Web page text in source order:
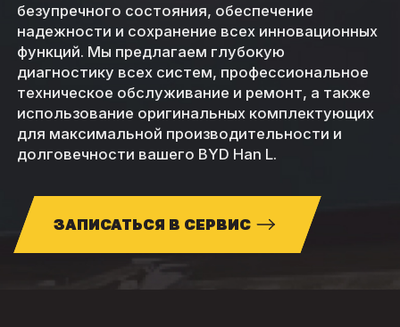
безупречного состояния, обеспечение
надежности и сохранение всех инновационных
функций. Мы предлагаем глубокую
диагностику всех систем, профессиональное
техническое обслуживание и ремонт, а также
использование оригинальных комплектующих
для максимальной производительности и
долговечности вашего BYD Han L.
ЗАПИСАТЬСЯ В СЕРВИС